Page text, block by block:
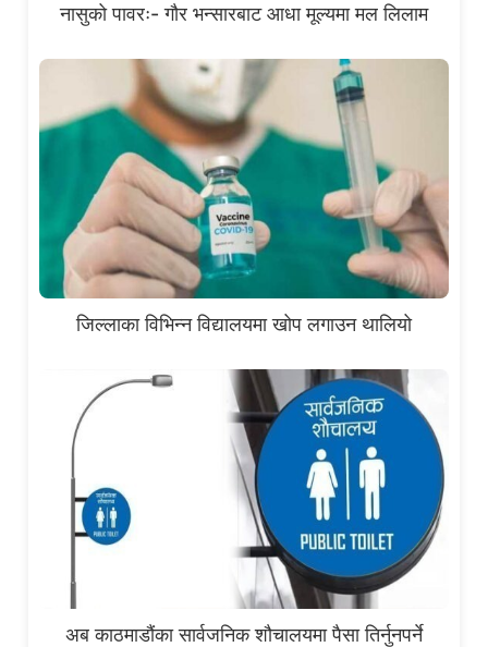
नासुको पावरः- गौर भन्सारबाट आधा मूल्यमा मल लिलाम
जिल्लाका विभिन्न विद्यालयमा खोप लगाउन थालियो
अब काठमाडौंका सार्वजनिक शौचालयमा पैसा तिर्नुनपर्ने